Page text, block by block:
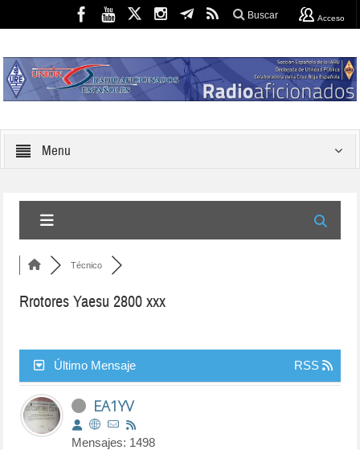
Buscar Acceso
Menu
Técnico
Rrotores Yaesu 2800 xxx
Último Mensaje RSS
EA1YV
Mensajes: 1498